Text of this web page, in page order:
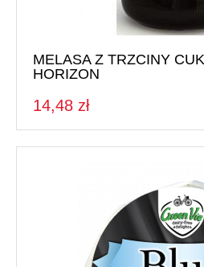
MELASA Z TRZCINY
HORIZON
14,48 zł